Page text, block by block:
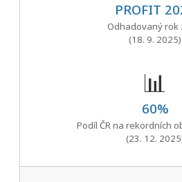
PROFIT
Odhadovaný rok
(18. 9. 2025)
📊
60%
Podíl ČR na rekordních
(23. 12.